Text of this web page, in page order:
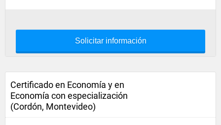
Solicitar información
Certificado en Economía y en
Economía con especialización
(Cordón, Montevideo)